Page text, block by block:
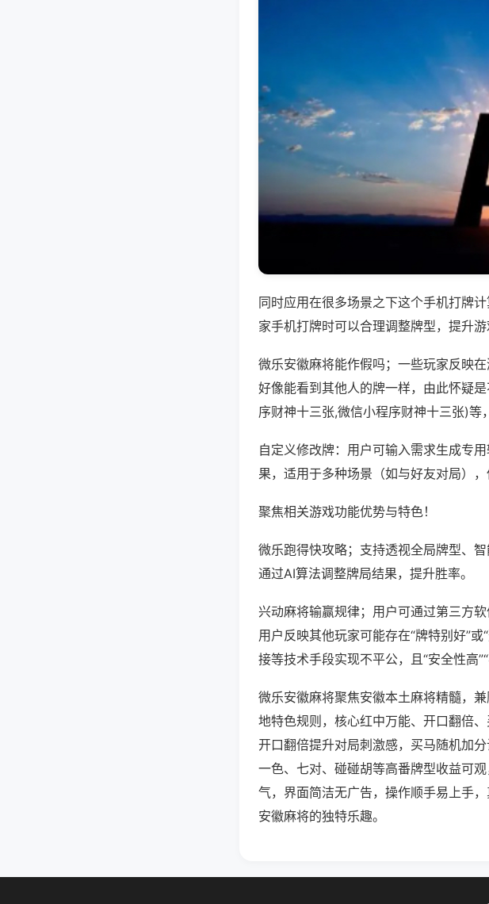
同时应用在很多场景之下这个手机打牌
家手机打牌时可以合理调整牌型，提升
微乐安徽麻将能作假吗；一些玩家反映
好像能看到其他人的牌一样，由此怀疑
序财神十三张,微信小程序财神十三张)等
自定义修改牌：用户可输入需求生成专
果，适用于多种场景（如与好友对局）
聚焦相关游戏功能优势与特色！
微乐跑得快攻略；支持透视全局牌型、
通过AI算法调整牌局结果，提升胜率。
兴动麻将输赢规律；用户可通过第三方软
用户反映其他玩家可能存在“牌特别好”
接等技术手段实现不平公，且“安全性高”“
微乐安徽麻将聚焦安徽本土麻将精髓，
地特色规则，核心红中万能、开口翻倍
开口翻倍提升对局刺激感，买马随机加
一色、七对、碰碰胡等高番牌型收益可
气，界面简洁无广告，操作顺手易上手
安徽麻将的独特乐趣。